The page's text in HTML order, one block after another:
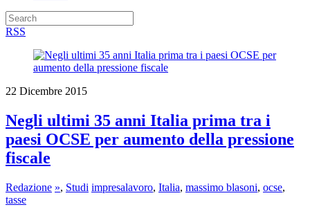
RSS
22 Dicembre 2015
Negli ultimi 35 anni Italia prima tra i
paesi OCSE per aumento della pressione
fiscale
Redazione », Studi impresalavoro, Italia, massimo blasoni, ocse,
tasse